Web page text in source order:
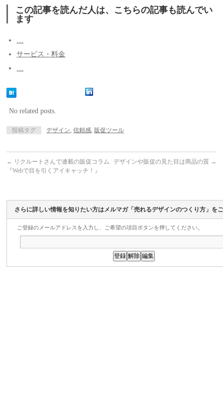
この記事を読んだ人は、こちらの記事も読んでい
ます
サービス・料金
No related posts.
投稿タグ デザイン,信頼感,販促ツール
← リクルートさんで連載の販促コラム
『Webで目を引くアイキャッチ！』
デザインや販促の見た目は商品の質 →
さらに詳しい情報を知りたい方はメルマガ「売れるデザインのつくり方」を
ご登録のメールアドレスを入力し、ご希望の項目ボタンを押してください。